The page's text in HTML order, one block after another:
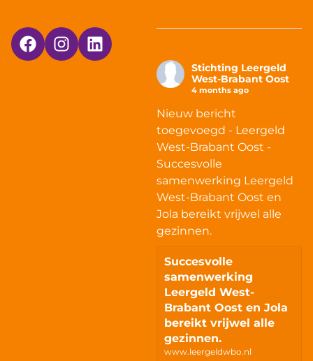
Stichting Leergeld
West-Brabant Oost
4 months ago
Nieuw bericht
toegevoegd - Leergeld
West-Brabant Oost -
Succesvolle
samenwerking Leergeld
West-Brabant Oost en
Jola bereikt vrijwel alle
gezinnen.
Succesvolle
samenwerking
Leergeld West-
Brabant Oost en Jola
bereikt vrijwel alle
gezinnen.
www.leergeldwbo.nl